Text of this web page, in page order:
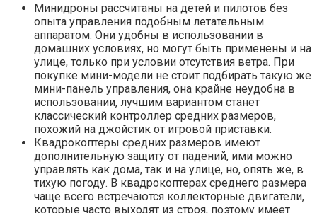
Минидроны рассчитаны на детей и пилотов без
опыта управления подобным летательным
аппаратом. Они удобны в использовании в
домашних условиях, но могут быть применены и на
улице, только при условии отсутствия ветра. При
покупке мини-модели не стоит подбирать такую же
мини-панель управления, она крайне неудобна в
использовании, лучшим вариантом станет
классический контроллер средних размеров,
похожий на джойстик от игровой приставки.
Квадрокоптеры средних размеров имеют
дополнительную защиту от падений, ими можно
управлять как дома, так и на улице, но, опять же, в
тихую погоду. В квадрокоптерах среднего размера
чаще всего встречаются коллекторные двигатели,
которые часто выходят из строя, поэтому имеет